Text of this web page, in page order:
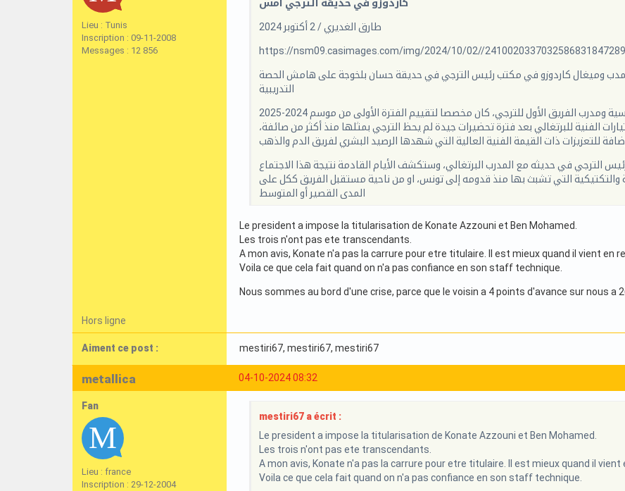
Lieu : Tunis
Inscription : 09-11-2008
Messages : 12 856
كاردوزو في حديقة الترجي أمس
طارق الغديري / 2 أكتوبر 2024
https://nsm09.casimages.com/img/2024/10/02//
المدب وميغال كاردوزو في مكتب رئيس الترجي في حديقة حسان بلخوجة على هامش الحصة
التدريبية
الاجتماع الذي لم يحضره غير رئيس شيخ الأندية التونسية ومدرب الفريق الأول للترجي، كان مخصصا لتقييم الفترة الأولى من موسم 2024-2025
الفنية للبرتغالي بعد فترة تحضيرات جيدة لم يحظ الترجي بمثلها منذ أكثر من صائفة،
إضافة للتعزيزات ذات القيمة الفنية العالية التي شهدها الرصيد البشري لفريق الدم والذهب
الترجي في حديثه مع المدرب البرتغالي، وستكشف الأيام القادمة نتيجة هذا الاجتماع
والتكتيكية التي تشبث بها منذ قدومه إلى تونس، او من ناحية مستقبل الفريق ككل على
المدى القصير أو المتوسط
Le president a impose la titularisation de Konate Azzouni et Ben Mohamed.
Les trois n'ont pas ete transcendants.
A mon avis, Konate n'a pas la carrure pour etre titulaire. Il est mieux quand il vient en
Voila ce que cela fait quand on n'a pas confiance en son staff technique.
Nous sommes au bord d'une crise, parce que le voisin a 4 points d'avance sur nous a
Hors ligne
Aiment ce post : mestiri67, mestiri67, mestiri67
04-10-2024 08:32
metallica
Fan
Lieu : france
Inscription : 29-12-2004
mestiri67 a écrit :
Le president a impose la titularisation de Konate Azzouni et Ben Mohamed.
Les trois n'ont pas ete transcendants.
A mon avis, Konate n'a pas la carrure pour etre titulaire. Il est mieux quand il vient
Voila ce que cela fait quand on n'a pas confiance en son staff technique.